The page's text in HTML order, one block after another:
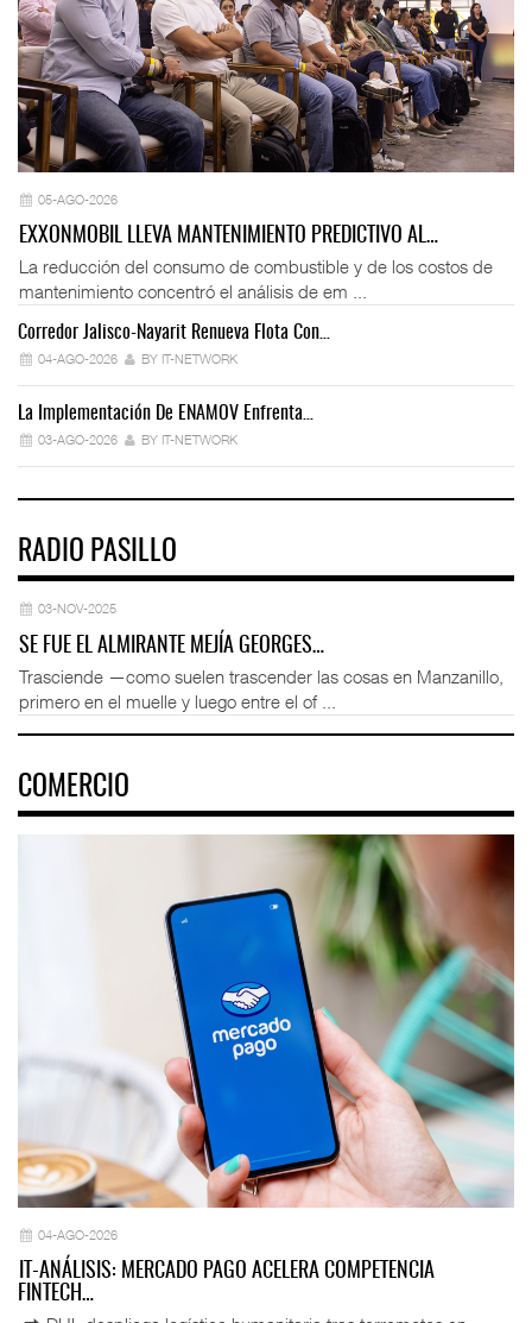
05-AGO-2026
EXXONMOBIL LLEVA MANTENIMIENTO PREDICTIVO AL…
La reducción del consumo de combustible y de los costos de
mantenimiento concentró el análisis de em ...
Corredor Jalisco-Nayarit Renueva Flota Con…
04-AGO-2026 BY IT-NETWORK
La Implementación De ENAMOV Enfrenta…
03-AGO-2026 BY IT-NETWORK
RADIO PASILLO
03-NOV-2025
SE FUE EL ALMIRANTE MEJÍA GEORGES…
Trasciende —como suelen trascender las cosas en Manzanillo,
primero en el muelle y luego entre el of ...
COMERCIO
04-AGO-2026
IT-ANÁLISIS: MERCADO PAGO ACELERA COMPETENCIA
FINTECH…